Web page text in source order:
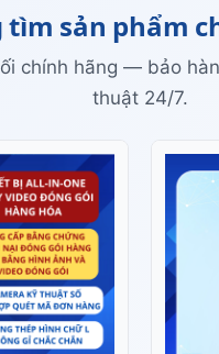
tìm sản phẩm
chính hãng — bảo
thuật 24/7.